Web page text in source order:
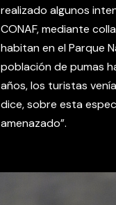
realizado algunos
CONAF, mediante
habitan en el Parque
población de pumas
años, los turistas
dice, sobre esta
amenazado”.